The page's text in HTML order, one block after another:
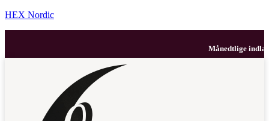
HEX Nordic
Månedtlige indlæg